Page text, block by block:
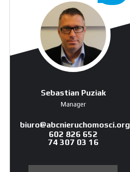
Sebastian Puziak
Manager
biuro@abcnieruchomosci.org
602 826 652
74 307 03 16